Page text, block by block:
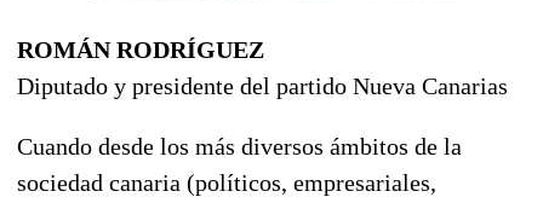
ROMÁN RODRÍGUEZ
Diputado y presidente del partido Nueva Canarias
Cuando desde los más diversos ámbitos de la
sociedad canaria (políticos, empresariales,